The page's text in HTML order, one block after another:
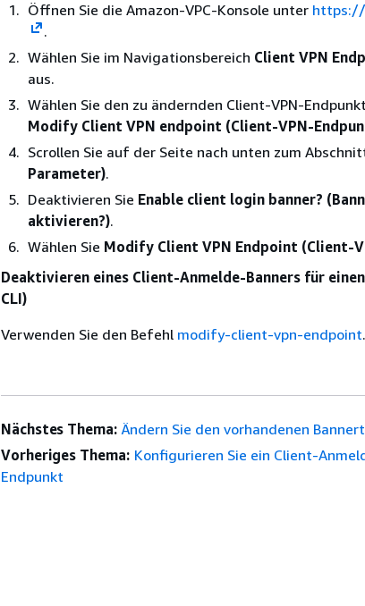
Öffnen Sie die Amazon-VPC-Konsole unter https://
.
Wählen Sie im Navigationsbereich Client VPN
aus.
Wählen Sie den zu ändernden Client-VPN-
Modify Client VPN endpoint (Client-VPN-
Scrollen Sie auf der Seite nach unten zum
Parameter).
Deaktivieren Sie Enable client login banner?
aktivieren?).
Wählen Sie Modify Client VPN Endpoint (Client-
Deaktivieren eines Client-Anmelde-Banners für
CLI)
Verwenden Sie den Befehl modify-client-vpn-endpoint.
Nächstes Thema: Ändern Sie den vorhandenen
Vorheriges Thema: Konfigurieren Sie ein Client-
Endpunkt